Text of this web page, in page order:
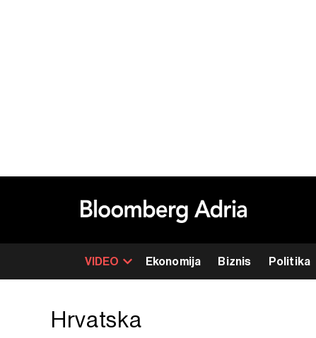
VIDEO Ekonomija Biznis Politika
Hrvatska